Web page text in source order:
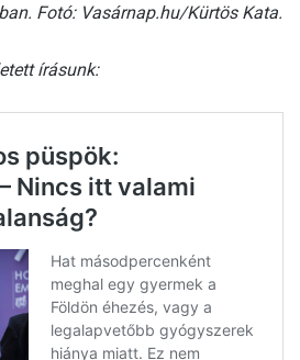
Fotó: Vasárnap.hu/Kürtös Kata.
írásunk: